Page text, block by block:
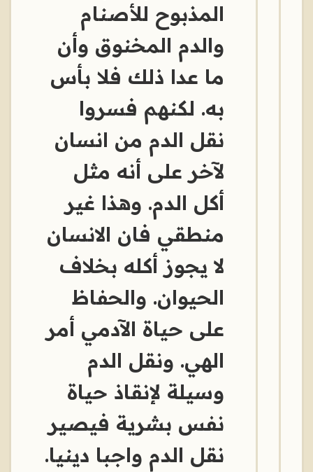
المذبوح للأصنام
والدم المخنوق وأن
ما عدا ذلك فلا بأس
به. لكنهم فسروا
نقل الدم من انسان
لآخر على أنه مثل
أكل الدم. وهذا غير
منطقي فان الانسان
لا يجوز أكله بخلاف
الحيوان. والحفاظ
على حياة الآدمي أمر
الهي. ونقل الدم
وسيلة لإنقاذ حياة
نفس بشرية فيصير
نقل الدم واجبا دينيا.